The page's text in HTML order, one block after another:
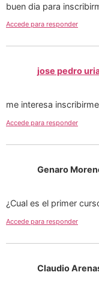
buen dia para
Accede para responder
jose pedro
me interesa
Accede para responder
Genaro
¿Cual es el primer
Accede para responder
Claudio